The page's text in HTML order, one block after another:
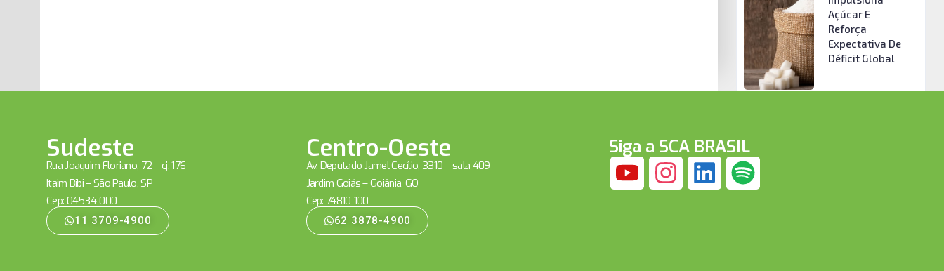
Açúcar E
Reforça
Expectativa De
Déficit Global
Sudeste
Rua Joaquim Floriano, 72 – cj. 176
Itaim Bibi – São Paulo, SP
Cep: 04534-000
11 3709-4900
Centro-Oeste
Av. Deputado Jamel Cecílio, 3310 – sala 409
Jardim Goiás – Goiânia, GO
Cep: 74810-100
62 3878-4900
Siga a SCA BRASIL